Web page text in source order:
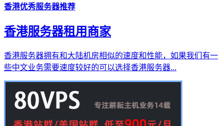
香港优秀服务器推荐
香港服务器租用商家
香港服务器拥有和大陆机房相似的速度和性能，如果我们有一
些中文业务需要速度较好的可以选择香港服务器...